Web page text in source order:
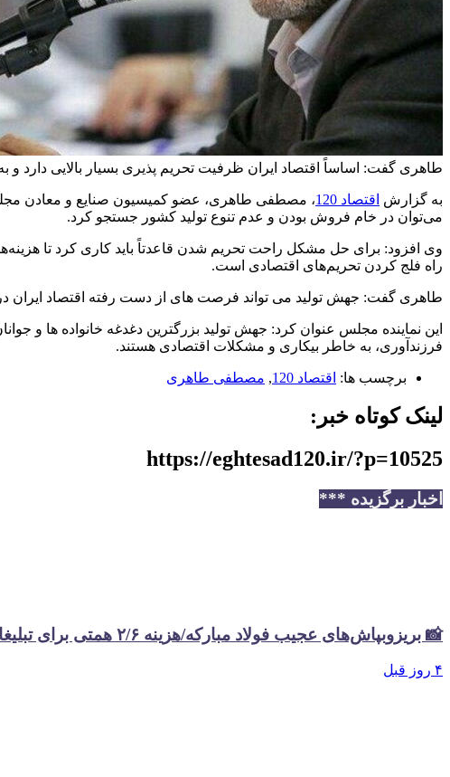
طاهری گفت: اساساً اقتصاد ایران ظرفیت تحریم پذیری بسیار بالایی دارد
به گزارش اقتصاد 120
، مصطفی طاهری، عضو کمیسیون صنایع و معادن مجلس
می‌توان در خام فروش بودن و عدم تنوع تولید کشور جستجو کرد.
وی افزود: برای حل مشکل راحت تحریم شدن قاعدتاً باید کاری کرد تا
راه فلج کردن تحریم‌‍‌های اقتصادی است.
طاهری گفت: جهش تولید می تواند فرصت های از دست رفته اقتصاد ایران در دهه ۱۳۹۰ به واسطه ثبت نرخ رشدهای اقتصادی منفی، میانگین منفی، نوسانی را تا
این نماینده مجلس عنوان کرد: جهش تولید بزرگترین دغدغه خانواده ها و
فرزندآوری، به خاطر بیکاری و مشکلات اقتصادی هستند.
برچسب ها: اقتصاد 120 , مصطفی طاهری
لینک کوتاه خبر:
https://eghtesad120.ir/?p=10525
اخبار برگزیده ***
📸 بریزوبپاش‌های عجیب فولاد مبارکه/هزینه ۲/۶ همتی برای تبلیغات در سال گذشته
۴ روز قبل